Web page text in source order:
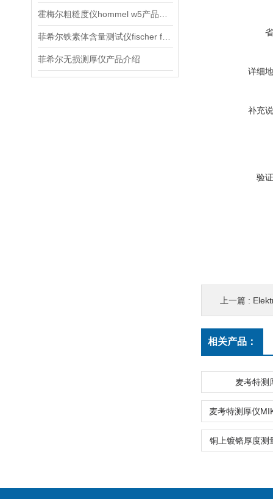
菲希尔无损测厚仪产品介绍
详细
补充
验
上一篇 :
相关产品：
麦考特测
铜上镀铬厚度测